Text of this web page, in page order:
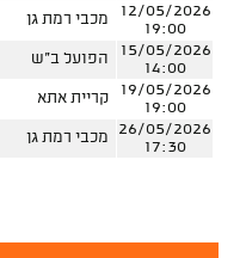
12/05/2026
19:00
מכבי רמת גן
15/05/2026
14:00
הפועל ב"ש
19/05/2026
19:00
קריית אתא
26/05/2026
17:30
מכבי רמת גן